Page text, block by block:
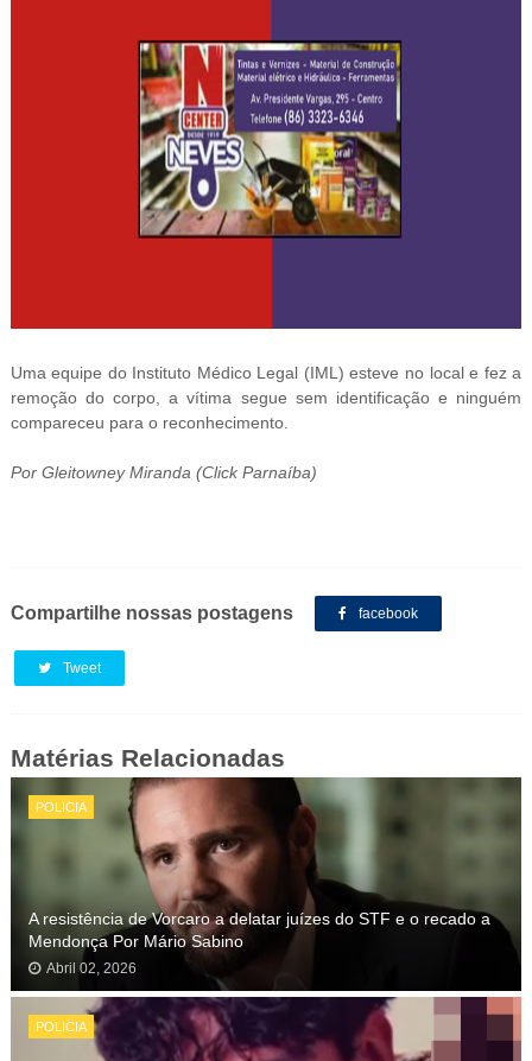
Uma equipe do Instituto Médico Legal (IML) esteve no local e fez a
remoção do corpo, a vítima segue sem identificação e ninguém
compareceu para o reconhecimento.
Por Gleitowney Miranda (Click Parnaíba)
Compartilhe nossas postagens facebook
Tweet
Matérias Relacionadas
POLICIA
A resistência de Vorcaro a delatar juízes do STF e o recado a
Mendonça Por Mário Sabino
Abril 02, 2026
POLICIA